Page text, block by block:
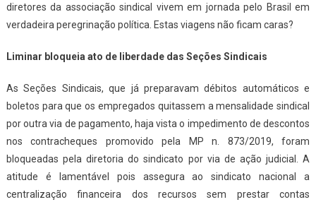
diretores da associação sindical vivem em jornada pelo Brasil em
verdadeira peregrinação política. Estas viagens não ficam caras?
Liminar bloqueia ato de liberdade das Seções Sindicais
As Seções Sindicais, que já preparavam débitos automáticos e
boletos para que os empregados quitassem a mensalidade sindical
por outra via de pagamento, haja vista o impedimento de descontos
nos contracheques promovido pela MP n. 873/2019, foram
bloqueadas pela diretoria do sindicato por via de ação judicial. A
atitude é lamentável pois assegura ao sindicato nacional a
centralização financeira dos recursos sem prestar contas